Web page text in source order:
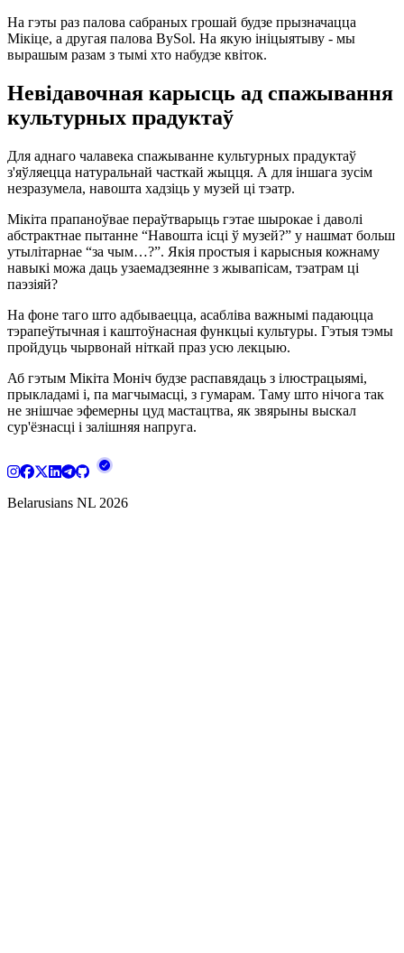
На гэты раз палова сабраных грошай будзе прызначацца
Мікіце, а другая палова BySol. На якую ініцыятыву - мы
вырашым разам з тымі хто набудзе квіток.
Невідавочная карысць ад спажывання
культурных прадуктаў
Для аднаго чалавека спажыванне культурных прадуктаў
з'яўляецца натуральнай часткай жыцця. А для іншага зусім
незразумела, навошта хадзіць у музей ці тэатр.
Мікіта прапаноўвае пераўтварыць гэтае шырокае і даволі
абстрактнае пытанне “Навошта ісці ў музей?” у нашмат больш
утылітарнае “за чым…?”. Якія простыя і карысныя кожнаму
навыкі можа даць узаемадзеянне з жывапісам, тэатрам ці
паэзіяй?
На фоне таго што адбываецца, асабліва важнымі падаюцца
тэрапеўтычная і каштоўнасная функцыі культуры. Гэтыя тэмы
пройдуць чырвонай ніткай праз усю лекцыю.
Аб гэтым Мікіта Моніч будзе распавядаць з ілюстрацыямі,
прыкладамі і, па магчымасці, з гумарам. Таму што нічога так
не знішчае эфемерны цуд мастацтва, як звярыны выскал
сур'ёзнасці і залішняя напруга.
Belarusians NL 2026